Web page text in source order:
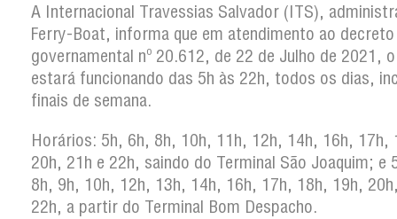
A Internacional Travessias Salvador (ITS),
Ferry-Boat, informa que em atendimento ao decreto
governamental nº 20.612, de 22 de Julho de 2021,
estará funcionando das 5h às 22h, todos os dias,
finais de semana.
Horários: 5h, 6h, 8h, 10h, 11h, 12h, 14h, 16h, 17h,
20h, 21h e 22h, saindo do Terminal São Joaquim; e
8h, 9h, 10h, 12h, 13h, 14h, 16h, 17h, 18h, 19h,
22h, a partir do Terminal Bom Despacho.